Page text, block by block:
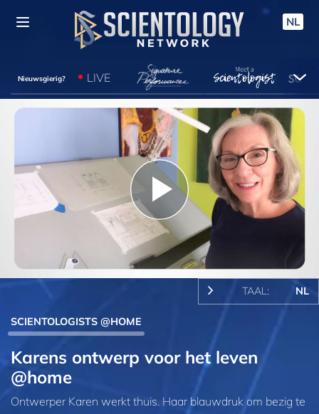
NL
Nieuwsgierig? LIVE
Play
Video
TAAL: NL
SCIENTOLOGISTS @HOME
Karens ontwerp voor het leven
@home
Ontwerper Karen werkt thuis. Haar blauwdruk om bezig te